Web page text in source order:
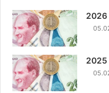
2026
2025